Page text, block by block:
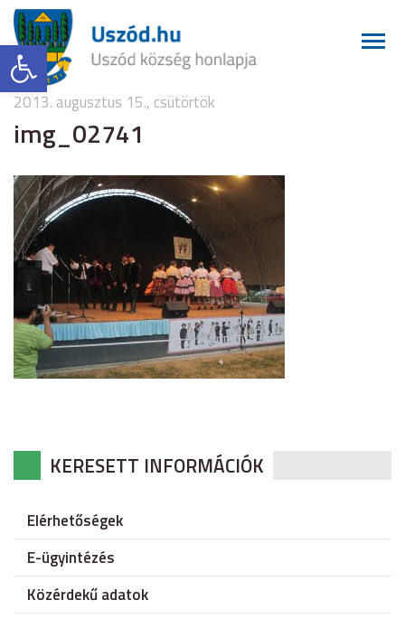
Eszköztár megnyitása
2013. augusztus 15., csütörtök
img_02741
KERESETT INFORMÁCIÓK
Elérhetőségek
E-ügyintézés
Közérdekű adatok